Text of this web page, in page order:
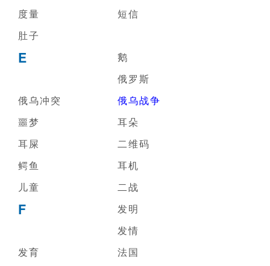
度量
短信
肚子
E
鹅
俄罗斯
俄乌冲突
俄乌战争
噩梦
耳朵
耳屎
二维码
鳄鱼
耳机
儿童
二战
F
发明
发情
发育
法国